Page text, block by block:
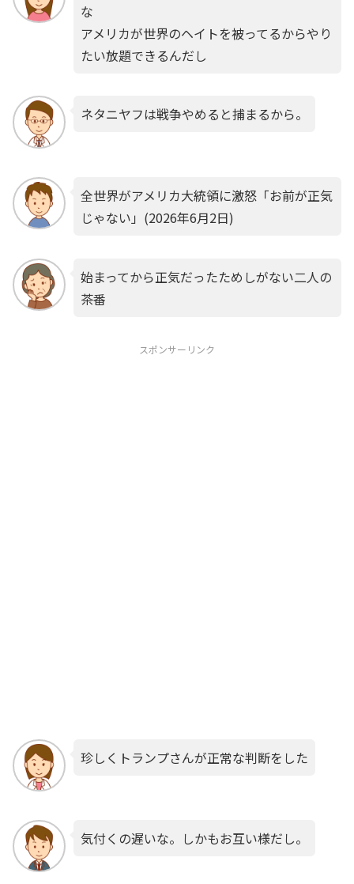
な
アメリカが世界のヘイトを被ってるからやり
たい放題できるんだし
ネタニヤフは戦争やめると捕まるから。
全世界がアメリカ大統領に激怒「お前が正気
じゃない」(2026年6月2日)
始まってから正気だったためしがない二人の
茶番
スポンサーリンク
珍しくトランプさんが正常な判断をした
気付くの遅いな。しかもお互い様だし。